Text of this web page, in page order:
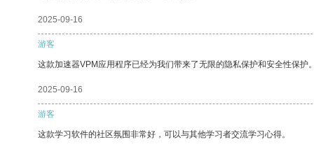
2025-09-16
游客
这款加速器VPM应用程序已经为我们带来了无限的隐私保护和安全性保护
2025-09-16
游客
这款学习软件的社区氛围非常好，可以与其他学习者交流学习心得。